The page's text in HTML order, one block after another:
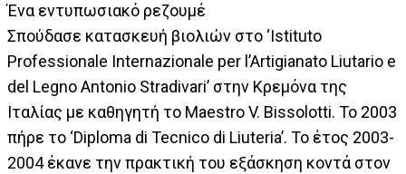
Ένα εντυπωσιακό ρεζουμέ
Σπούδασε κατασκευή βιολιών στο ‘Istituto
Professionale Internazionale per l’Artigianato Liutario e
del Legno Antonio Stradivari’ στην Κρεμόνα της
Ιταλίας με καθηγητή το Maestro V. Bissolotti. Το 2003
πήρε το ‘Diploma di Tecnico di Liuteria’. Το έτος 2003-
2004 έκανε την πρακτική του εξάσκηση κοντά στον